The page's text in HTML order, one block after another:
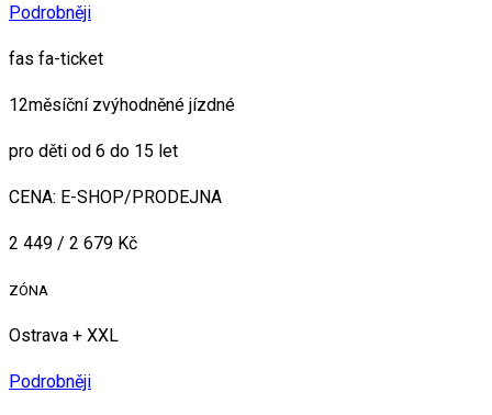
Podrobněji
fas fa-ticket
12měsíční zvýhodněné jízdné
pro děti od 6 do 15 let
CENA: E-SHOP/PRODEJNA
2 449 / 2 679 Kč
ZÓNA
Ostrava + XXL
Podrobněji